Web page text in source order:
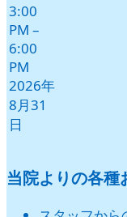
3:00
PM –
6:00
PM
2026年
8月31
日
当院よりの各種